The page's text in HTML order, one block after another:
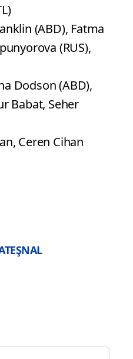
(ABD), Fatma
(RUS),
Dodson (ABD),
Babat, Seher
Ceren Cihan